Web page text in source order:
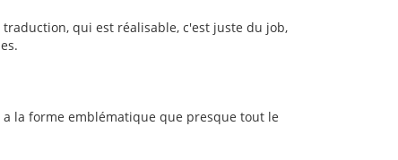
qui est réalisable, c'est juste du job,
la forme emblématique que presque tout le